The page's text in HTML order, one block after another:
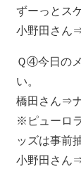
ずーっとス
小野田さん
Ｑ④今日の
い。
橋田さん⇒
※ピューロ
ッズは事前
小野田さん